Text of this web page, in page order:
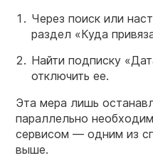
Через поиск или
раздел «Куда
Найти подписку
отключить ее.
Эта мера лишь
параллельно
сервисом — одним из
выше.